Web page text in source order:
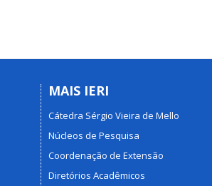
MAIS IERI
Cátedra Sérgio Vieira de Mello
Núcleos de Pesquisa
Coordenação de Extensão
Diretórios Acadêmicos